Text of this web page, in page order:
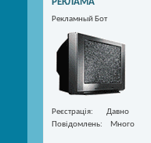
РЕКЛАМА
Рекламный Бот
Реєстрація
Давно
Повідомлень
Много